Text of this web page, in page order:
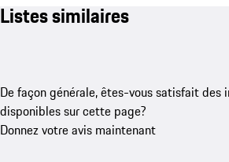
Listes similaires
De façon générale, êtes-vous satisfait des
disponibles sur cette page?
Donnez votre avis maintenant